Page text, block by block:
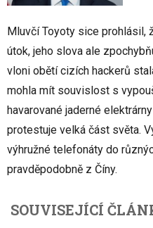
Mluvčí Toyoty sice prohlásil,
útok, jeho slova ale
vloni obětí cizích hackerů
mohla mít souvislost s
havarované jaderné
protestuje velká část světa.
výhružné telefonáty do
pravděpodobně z Číny.
SOUVISEJÍCÍ